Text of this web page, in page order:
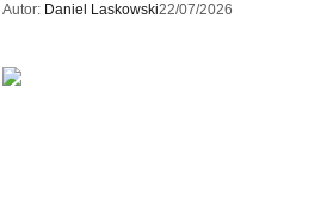
Autor: Daniel Laskowski22/07/2026